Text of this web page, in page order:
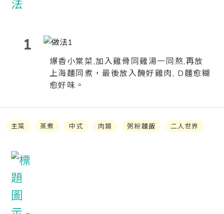
1
爆香小棠菜,加入雞骨同雞湯一同熬,再放
上海麵同煮，最後放入醃好雞肉, D麵愈糊
愈好味。
主菜 蒸煮 中式 肉類 粥粉麵飯 二人世界